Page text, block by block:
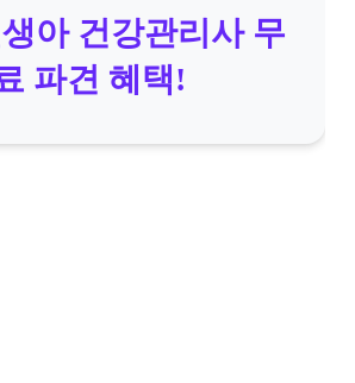
아 건강관리사 무
파견 혜택!